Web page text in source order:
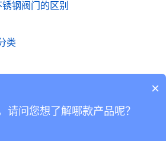
钢阀门的区别
类
×
请问您想了解哪款产品呢？